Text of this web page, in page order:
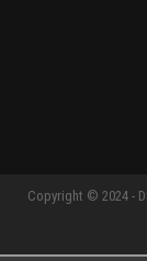
Copyright © 2024 -